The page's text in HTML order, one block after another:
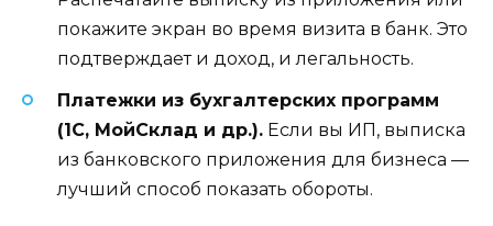
покажите экран во время визита в банк. Это
подтверждает и доход, и легальность.
Платежки из бухгалтерских программ
(1С, МойСклад и др.). Если вы ИП, выписка
из банковского приложения для бизнеса —
лучший способ показать обороты.